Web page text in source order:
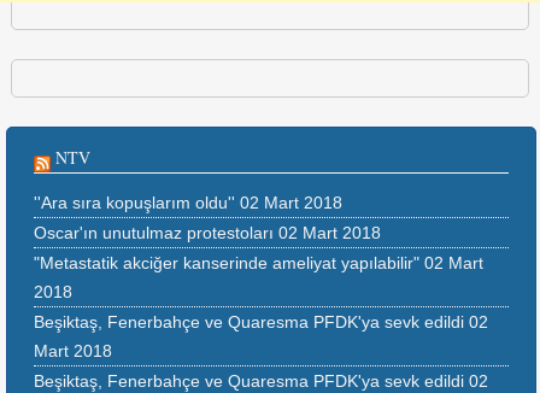
NTV
''Ara sıra kopuşlarım oldu'' 02 Mart 2018
Oscar'ın unutulmaz protestoları 02 Mart 2018
"Metastatik akciğer kanserinde ameliyat yapılabilir" 02 Mart
2018
Beşiktaş, Fenerbahçe ve Quaresma PFDK'ya sevk edildi 02
Mart 2018
Beşiktaş, Fenerbahçe ve Quaresma PFDK'ya sevk edildi 02